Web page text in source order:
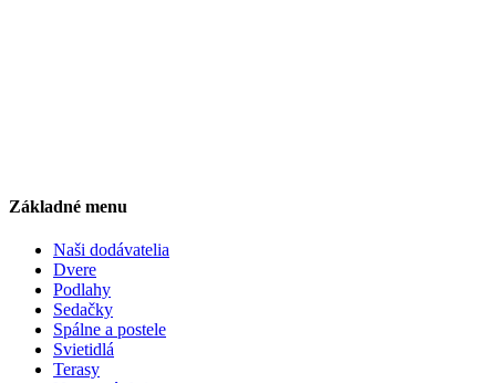
Základné menu
Naši dodávatelia
Dvere
Podlahy
Sedačky
Spálne a postele
Svietidlá
Terasy